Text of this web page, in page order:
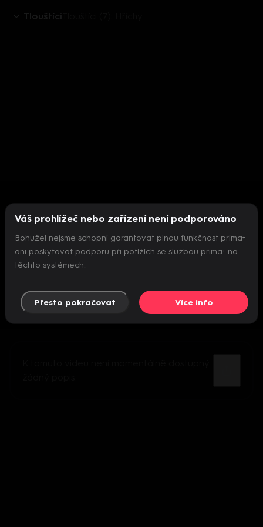
Tlouštíci
Nepodařilo se inicializovat přehrávač
Váš prohlížeč nebo zařízení není podporováno
Bohužel nejsme schopni garantovat plnou funkčnost prima+
ani poskytovat podporu při potížích se službou prima+ na
těchto systémech.
Přesto pokračovat Více info